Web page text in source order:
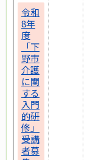
令和
8年
度
「下
野市
介護
に関
する
入門
的研
修」
受講
者募